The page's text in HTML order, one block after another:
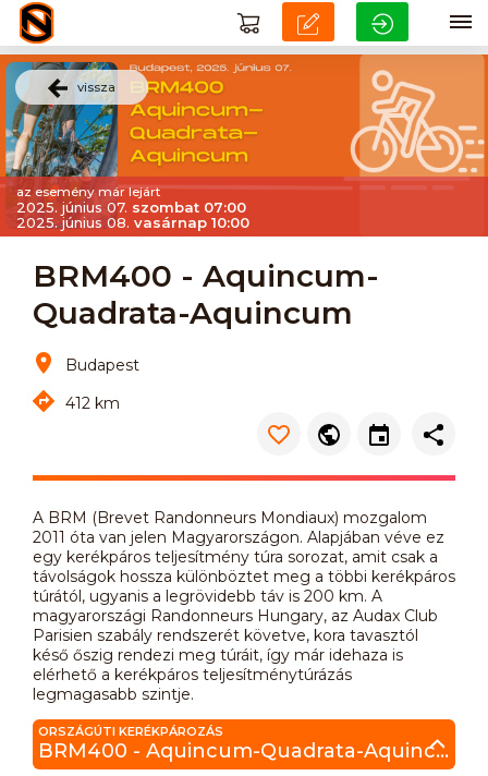
vissza
az esemény már lejárt
2025. június 07. szombat 07:00
2025. június 08. vasárnap 10:00
BRM400 - Aquincum-
Quadrata-Aquincum
Budapest
412 km
A BRM (Brevet Randonneurs Mondiaux) mozgalom
2011 óta van jelen Magyarországon. Alapjában véve ez
egy kerékpáros teljesítmény túra sorozat, amit csak a
távolságok hossza különböztet meg a többi kerékpáros
túrától, ugyanis a legrövidebb táv is 200 km. A
magyarországi Randonneurs Hungary, az Audax Club
Parisien szabály rendszerét követve, kora tavasztól
késő őszig rendezi meg túráit, így már idehaza is
elérhető a kerékpáros teljesítménytúrázás
legmagasabb szintje.
ORSZÁGÚTI KERÉKPÁROZÁS
BRM400 - Aquincum-Quadrata-Aquincum